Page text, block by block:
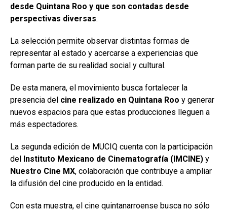
desde Quintana Roo y que son contadas desde
perspectivas diversas.
La selección permite observar distintas formas de
representar al estado y acercarse a experiencias que
forman parte de su realidad social y cultural.
De esta manera, el movimiento busca fortalecer la
presencia del cine realizado en Quintana Roo y generar
nuevos espacios para que estas producciones lleguen a
más espectadores.
La segunda edición de MUCIQ cuenta con la participación
del
Instituto Mexicano de Cinematografía (IMCINE)
Nuestro Cine MX, colaboración que contribuye a ampliar
la difusión del cine producido en la entidad.
Con esta muestra, el cine quintanarroense busca no sólo